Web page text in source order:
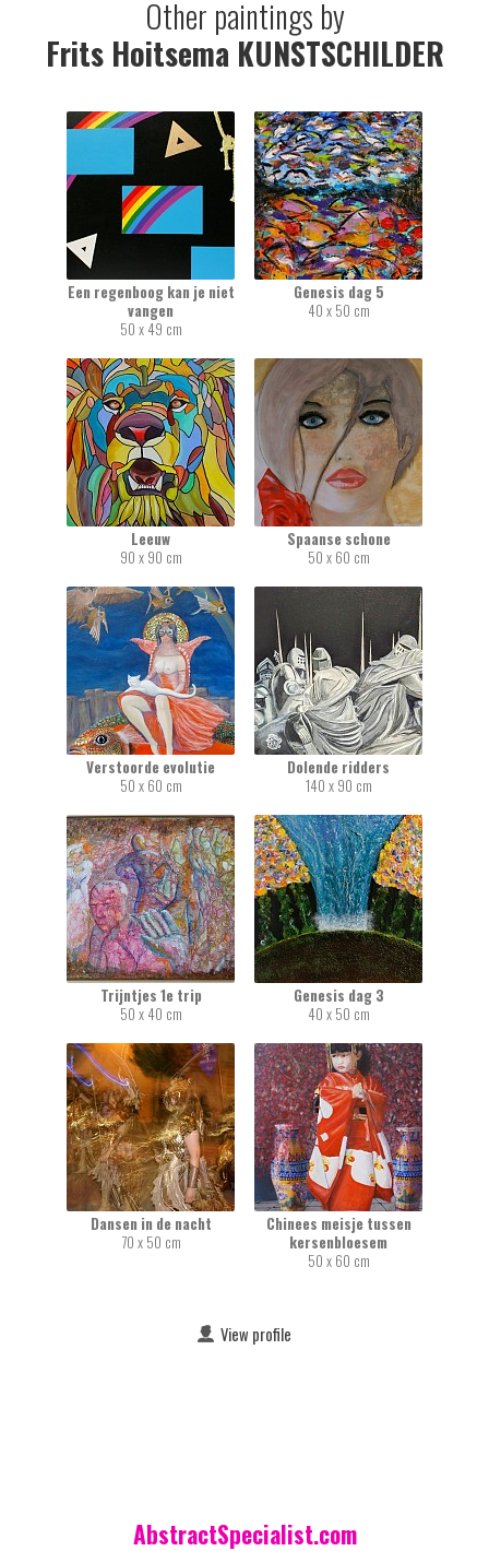
Other paintings by
Frits Hoitsema KUNSTSCHILDER
Een regenboog kan je niet
vangen
50 x 49 cm
Genesis dag 5
40 x 50 cm
Leeuw
90 x 90 cm
Spaanse schone
50 x 60 cm
Verstoorde evolutie
50 x 60 cm
Dolende ridders
140 x 90 cm
Trijntjes 1e trip
50 x 40 cm
Genesis dag 3
40 x 50 cm
Dansen in de nacht
70 x 50 cm
Chinees meisje tussen
kersenbloesem
50 x 60 cm
View profile
AbstractSpecialist.com